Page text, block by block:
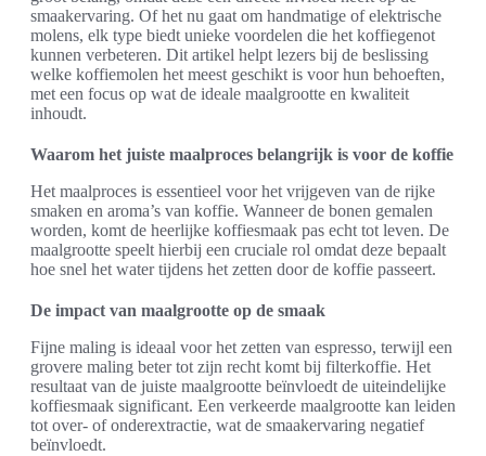
smaakervaring. Of het nu gaat om handmatige of elektrische
molens, elk type biedt unieke voordelen die het koffiegenot
kunnen verbeteren. Dit artikel helpt lezers bij de beslissing
welke koffiemolen het meest geschikt is voor hun behoeften,
met een focus op wat de ideale maalgrootte en kwaliteit
inhoudt.
Waarom het juiste maalproces belangrijk is voor de koffie
Het maalproces is essentieel voor het vrijgeven van de rijke
smaken en aroma’s van koffie. Wanneer de bonen gemalen
worden, komt de heerlijke koffiesmaak pas echt tot leven. De
maalgrootte speelt hierbij een cruciale rol omdat deze bepaalt
hoe snel het water tijdens het zetten door de koffie passeert.
De impact van maalgrootte op de smaak
Fijne maling is ideaal voor het zetten van espresso, terwijl een
grovere maling beter tot zijn recht komt bij filterkoffie. Het
resultaat van de juiste maalgrootte beïnvloedt de uiteindelijke
koffiesmaak significant. Een verkeerde maalgrootte kan leiden
tot over- of onderextractie, wat de smaakervaring negatief
beïnvloedt.